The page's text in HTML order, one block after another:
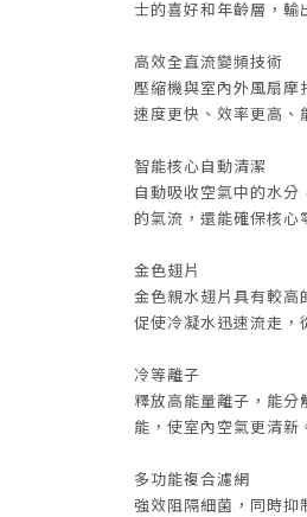
士的喜好和年齡層，
高效全直流變頻技術
壓縮機與室內外風扇
速度更快、效率更高、
智能核心自動清潔
自動吸收空氣中的水
的氣流，還能確保核
金色翅片
金色親水翅片具有較
促使冷凝水迅速流走
冷等離子
釋放高能量離子，能
能，使室內空氣更清新
多功能複合濾網
強效阻隔細菌，同時